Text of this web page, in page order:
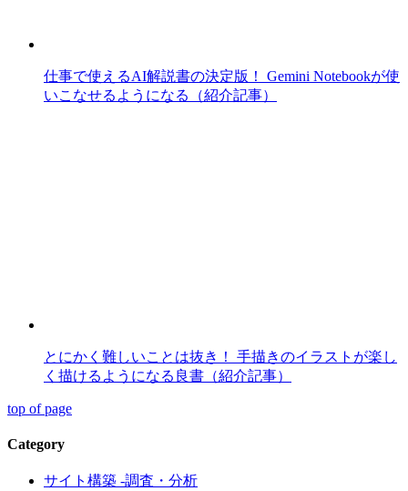
仕事で使えるAI解説書の決定版！ Gemini Notebookが使
いこなせるようになる（紹介記事）
とにかく難しいことは抜き！ 手描きのイラストが楽し
く描けるようになる良書（紹介記事）
top of page
Category
サイト構築 -調査・分析